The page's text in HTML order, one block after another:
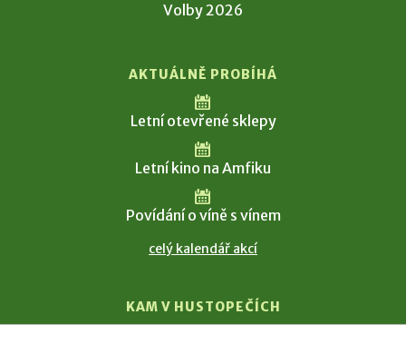
Volby 2026
AKTUÁLNĚ PROBÍHÁ
Letní otevřené sklepy
Letní kino na Amfiku
Povídání o víně s vínem
celý kalendář akcí
KAM V HUSTOPEČÍCH